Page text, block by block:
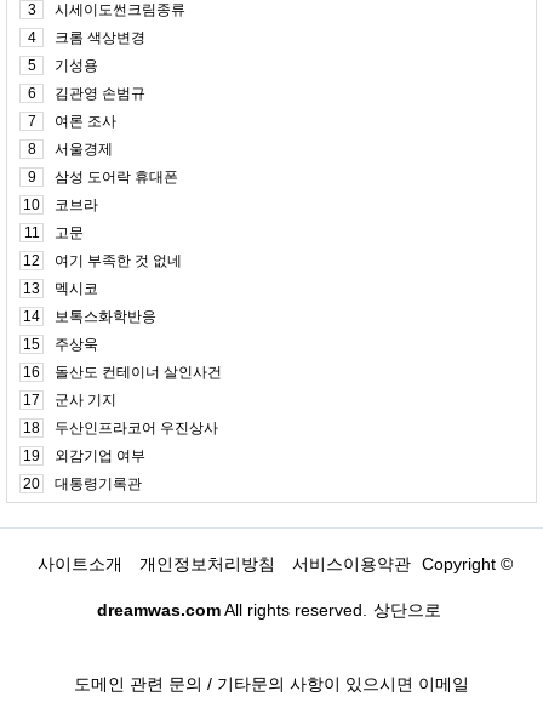
3
시세이도썬크림종류
4
크롬 색상변경
5
기성용
6
김관영 손범규
7
여론 조사
8
서울경제
9
삼성 도어락 휴대폰
10
코브라
11
고문
12
여기 부족한 것 없네
13
멕시코
14
보톡스화학반응
15
주상욱
16
돌산도 컨테이너 살인사건
17
군사 기지
18
두산인프라코어 우진상사
19
외감기업 여부
20
대통령기록관
사이트소개 개인정보처리방침 서비스이용약관 Copyright ©
dreamwas.comAll rights reserved. 상단으로
도메인 관련 문의 / 기타문의 사항이 있으시면 이메일